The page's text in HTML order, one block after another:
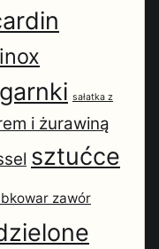
sałatka z
i żurawiną
sztućce
zawór